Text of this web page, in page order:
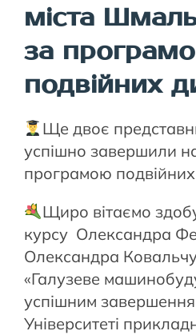
міста
за
подвійних
Ще двоє
успішно завершили
програмою
Щиро вітаємо
курсу Олександра
Олександра
«Галузеве
успішним
Університеті